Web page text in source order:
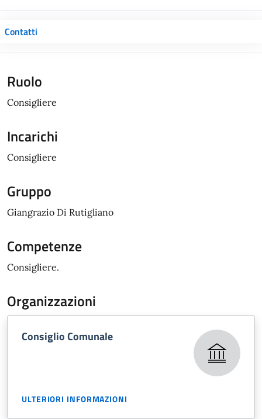
Contatti
Ruolo
Consigliere
Incarichi
Consigliere
Gruppo
Giangrazio Di Rutigliano
Competenze
Consigliere.
Organizzazioni
Consiglio Comunale
ULTERIORI INFORMAZIONI